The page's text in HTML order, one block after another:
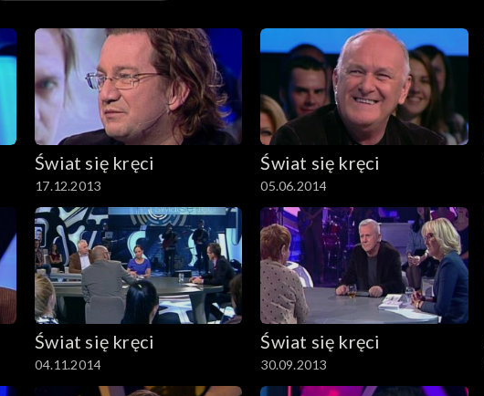
Odcinki
Świat się kręci
17.12.2013
Świat się kręci
05.06.2014
Świat się kręci
04.11.2014
Świat się kręci
30.09.2013